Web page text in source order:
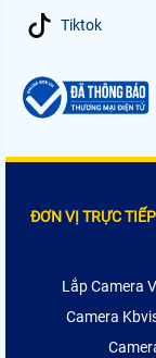
Tiktok
ĐƠN VỊ TRỰC
Lắp Camera
Camera